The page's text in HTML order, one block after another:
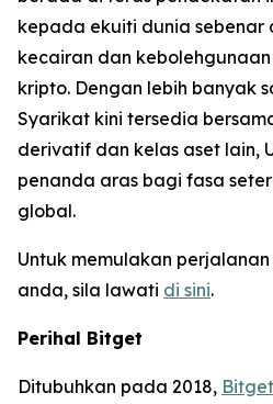
kepada ekuiti dunia sebenar
kecairan dan
kripto. Dengan lebih banyak
Syarikat kini tersedia
derivatif dan kelas aset lain,
penanda aras bagi fasa
global.
Untuk memulakan
anda, sila lawati di sini.
Perihal Bitget
Ditubuhkan pada 2018, Bitget